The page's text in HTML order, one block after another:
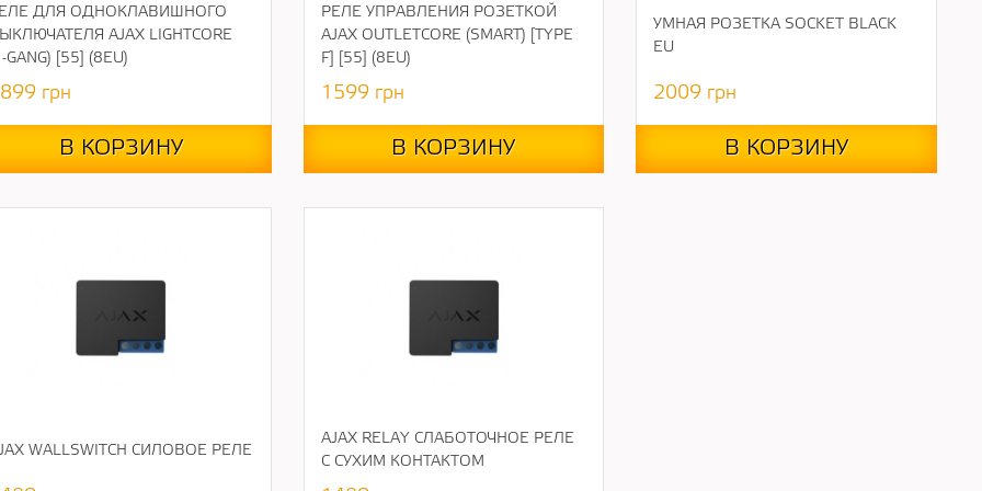
ДЛЯ ОДНОКЛАВИШНОГО
AJAX LIGHTCORE
GANG) [55] (8EU)
грн
В КОРЗИНУ
РЕЛЕ УПРАВЛЕНИЯ РОЗЕТКОЙ
AJAX OUTLETCORE (SMART) [TYPE
F] [55] (8EU)
1599 грн
В КОРЗИНУ
УМНАЯ РОЗЕТКА SOCKET BLACK
EU
2009 грн
В КОРЗИНУ
WALLSWITCH СИЛОВОЕ РЕЛЕ
AJAX RELAY СЛАБОТОЧНОЕ РЕЛЕ
С СУХИМ КОНТАКТОМ